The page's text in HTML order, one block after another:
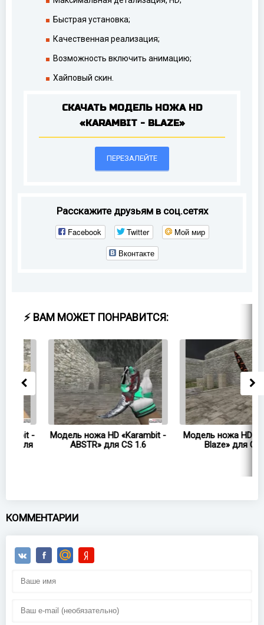
Быстрая установка;
Качественная реализация;
Возможность включить анимацию;
Хайповый скин.
СКАЧАТЬ МОДЕЛЬ НОЖА HD
«KARAMBIT - BLAZE»
ПЕРЕЗАЛЕЙТЕ
Расскажите друзьям в соц.сетях
Facebook Twitter
Мой мир
Вконтакте
⚡ ВАМ МОЖЕТ ПОНРАВИТСЯ:
Модель ножа HD «Karambit -
ABSTR» для CS 1.6
Модель ножа HD
Blaze» для CS 1.6
КОММЕНТАРИИ